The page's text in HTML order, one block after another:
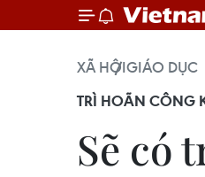
XÃ HỘIGIÁO DỤC
TRÌ HOÃN CÔNG
Sẽ có